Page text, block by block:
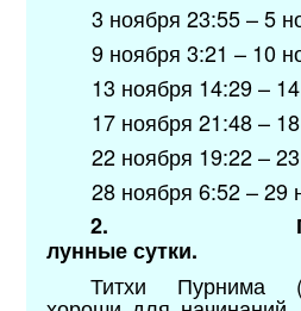
3 ноября 23:55 – 5
9 ноября 3:21 – 10
13 ноября 14:29 –
17 ноября 21:48 –
22 ноября 19:22 –
28 ноября 6:52 – 29
2.
лунные сутки.
Титхи Пурнима